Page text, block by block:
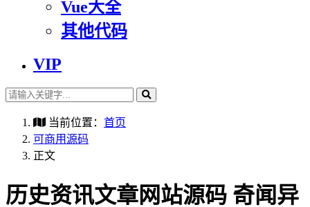
Vue大全
其他代码
VIP
当前位置： 首页
可商用源码
正文
历史资讯文章网站源码 奇闻异